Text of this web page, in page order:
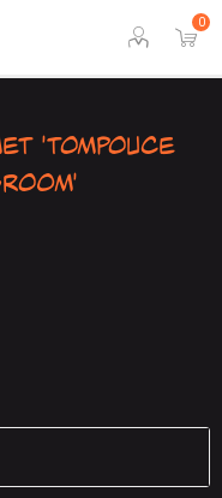
0
'tompouce